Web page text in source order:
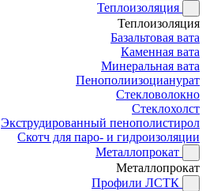
Теплоизоляция
Теплоизоляция
Базальтовая вата
Каменная вата
Минеральная вата
Пенополиизоцианурат
Стекловолокно
Стеклохолст
Экструдированный пенополистирол
Скотч для паро- и гидроизоляции
Металлопрокат
Металлопрокат
Профили ЛСТК